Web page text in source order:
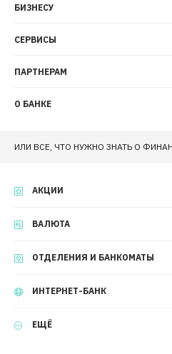
БИЗНЕСУ
СЕРВИСЫ
ПАРТНЕРАМ
О БАНКЕ
ИЛИ ВСЕ, ЧТО НУЖНО ЗНАТЬ О
АКЦИИ
ВАЛЮТА
ОТДЕЛЕНИЯ И БАНКОМАТЫ
ИНТЕРНЕТ-БАНК
ЕЩЁ